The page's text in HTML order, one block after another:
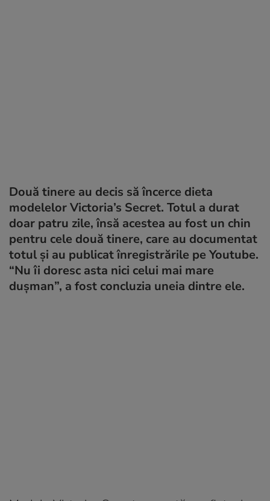
Două tinere au decis să încerce dieta
modelelor Victoria’s Secret. Totul a durat
doar patru zile, însă acestea au fost un chin
pentru cele două tinere, care au documentat
totul și au publicat înregistrările pe Youtube.
“Nu îi doresc asta nici celui mai mare
dușman”, a fost concluzia uneia dintre ele.